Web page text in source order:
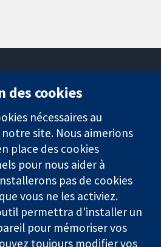
Cavendish
Uni
nous
Actualités
Service de
presse
Qui sommes-
nous
Offres
d'emploi
Library
des cookies
nécessaires au
site. Nous aimerions
place des cookies
pour nous aider à
pas de cookies
vous ne les activiez.
permettra d'installer un
pour mémoriser vos
toujours modifier vos